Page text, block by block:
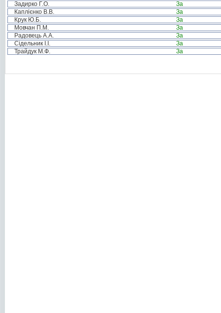
Задирко Г.О.
За
Каплієнко В.В.
За
Крук Ю.Б.
За
Мовчан П.М.
За
Радовець А.А.
За
Сідельник І.І.
За
Трайдук М.Ф.
За